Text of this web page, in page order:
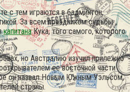
с тем играются в бадминтон,
За всем праздником судьбы
капитанаКука, того самого, которого
но Австралию изучил прилежно
ее восточной части
он назвал Новым Южным Уэльсом,
страны.